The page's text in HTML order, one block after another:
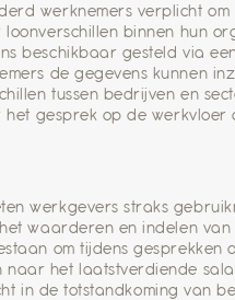
werknemers verplicht om
binnen hun
beschikbaar gesteld via
de gegevens kunnen
tussen bedrijven en
gesprek op de werkvloer
werkgevers straks
waarderen en indelen van
om tijdens gesprekken
het laatstverdiende
in de totstandkoming van